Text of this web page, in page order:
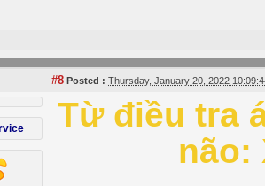
#8 Posted : Thursday, January 20, 2022
Từ điều tra
não: